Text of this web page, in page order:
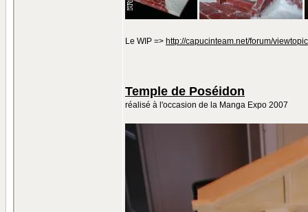
Le WIP => http://capucinteam.net/forum/
Temple de Poséidon
réalisé à l'occasion de la Manga Expo 2007